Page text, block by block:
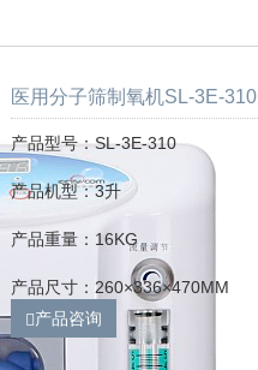
医用分子筛制氧机SL-3E-310
产品型号：SL-3E-310
产品机型：3升
产品重量：16KG
产品尺寸：260×336×470MM
产品咨询